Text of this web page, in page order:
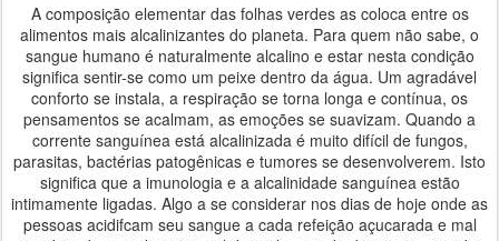
A composição elementar das folhas verdes as coloca entre os
alimentos mais alcalinizantes do planeta. Para quem não sabe, o
sangue humano é naturalmente alcalino e estar nesta condição
significa sentir-se como um peixe dentro da água. Um agradável
conforto se instala, a respiração se torna longa e contínua, os
pensamentos se acalmam, as emoções se suavizam. Quando a
corrente sanguínea está alcalinizada é muito difícil de fungos,
parasitas, bactérias patogênicas e tumores se desenvolverem. Isto
significa que a imunologia e a alcalinidade sanguínea estão
intimamente ligadas. Algo a se considerar nos dias de hoje onde as
pessoas acidifcam seu sangue a cada refeição açucarada e mal